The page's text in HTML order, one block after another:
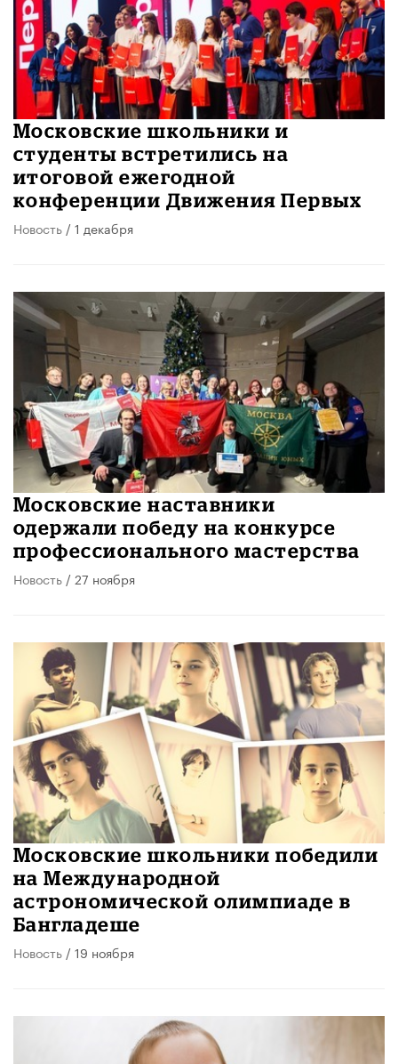
Московские школьники и
студенты встретились на
итоговой ежегодной
конференции Движения Первых
Новость / 1 декабря
Московские наставники
одержали победу на конкурсе
профессионального мастерства
Новость / 27 ноября
Московские школьники победили
на Международной
астрономической олимпиаде в
Бангладеше
Новость / 19 ноября